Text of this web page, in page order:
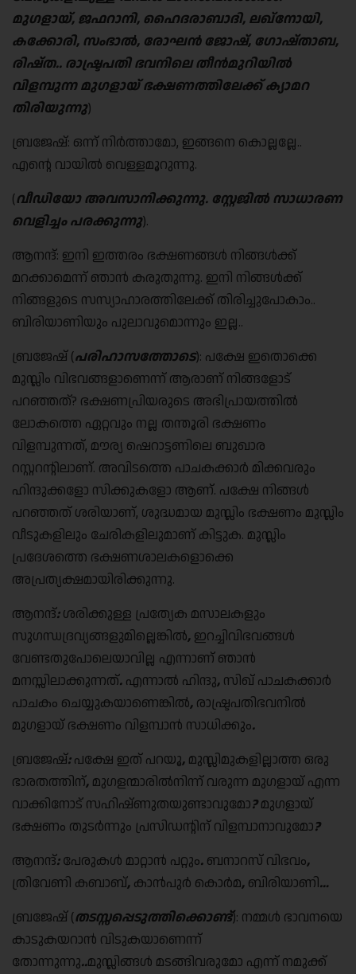
മുഗളായ്, ജഫറാനി, ഹൈദരാബാദി, ലഖ്നോയി,
കക്കോരി, സംഭാൽ, രോഘൻ ജോഷ്, ഗോഷ്താബ,
രിഷ്ത.. രാഷ്ട്രപതി ഭവനിലെ തീൻ‌മുറിയിൽ
വിളമ്പുന്ന മുഗളായ് ഭക്ഷണത്തിലേക്ക് ക്യാമറ
തിരിയുന്നു)
ബ്രജേഷ്: ഒന്ന് നിർത്താമോ, ഇങ്ങനെ കൊല്ലല്ലേ..
എന്റെ വായിൽ വെള്ളമൂറുന്നു.
(വീഡിയോ അവസാനിക്കുന്നു. സ്റ്റേജിൽ സാധാരണ
വെളിച്ചം പരക്കുന്നു).
ആനന്ദ്: ഇനി ഇത്തരം ഭക്ഷണങ്ങൾ നിങ്ങൾക്ക്
മറക്കാമെന്ന് ഞാൻ കരുതുന്നു. ഇനി നിങ്ങൾക്ക്
നിങ്ങളുടെ സസ്യാഹാരത്തിലേക്ക് തിരിച്ചുപോകാം..
ബിരിയാണിയും പുലാവുമൊന്നും ഇല്ല..
ബ്രജേഷ് (പരിഹാസത്തോടെ): പക്ഷേ ഇതൊക്കെ
മുസ്ലിം വിഭവങ്ങളാണെന്ന് ആരാണ് നിങ്ങളോട്
പറഞ്ഞത്? ഭക്ഷണപ്രിയരുടെ അഭിപ്രായത്തിൽ
ലോകത്തെ ഏറ്റവും നല്ല തന്തൂരി ഭക്ഷണം
വിളമ്പുന്നത്, മൗര്യ ഷെറാട്ടണിലെ ബുഖാര
റസ്റ്ററന്റിലാണ്. അവിടത്തെ പാചകക്കാർ മിക്കവരും
ഹിന്ദുക്കളോ സിക്കുകളോ ആണ്. പക്ഷേ നിങ്ങൾ
പറഞ്ഞത് ശരിയാണ്, ശുദ്ധമായ മുസ്ലിം ഭക്ഷണം മുസ്ലിം
വീടുകളിലും ചേരികളിലുമാണ് കിട്ടുക. മുസ്ലിം
പ്രദേശത്തെ ഭക്ഷണശാലകളൊക്കെ
അപ്രത്യക്ഷമായിരിക്കുന്നു.
ആനന്ദ്:ശരിക്കുള്ള പ്രത്യേക മസാലകളും
സുഗന്ധദ്രവ്യങ്ങളുമില്ലെങ്കിൽ, ഇറച്ചിവിഭവങ്ങൾ
വേണ്ടതുപോലെയാവില്ല എന്നാണ് ഞാൻ
മനസ്സിലാക്കുന്നത്. എന്നാൽ ഹിന്ദു, സിഖ് പാചകക്കാർ
പാചകം ചെയ്യുകയാണെങ്കിൽ, രാഷ്ട്രപതിഭവനിൽ
മുഗളായ് ഭക്ഷണം വിളമ്പാൻ സാധിക്കും.
ബ്രജേഷ്:പക്ഷേ ഇത് പറയൂ, മുസ്ലിമുകളില്ലാത്ത ഒരു
ഭാരതത്തിന്, മുഗളന്മാരിൽനിന്ന് വരുന്ന മുഗളായ് എന്ന
വാക്കിനോട് സഹിഷ്ണുതയുണ്ടാവുമോ?മുഗളായ്
ഭക്ഷണം തുടർന്നും പ്രസിഡന്റിന് വിളമ്പാനാവുമോ?
ആനന്ദ്:പേരുകൾ മാറ്റാൻ പറ്റും. ബനാറസ് വിഭവം,
ത്രിവേണി കബാബ്, കാൻപുർ കൊർമ, ബിരിയാണി…
ബ്രജേഷ് (തടസ്സപ്പെടുത്തിക്കൊണ്ട്): നമ്മൾ ഭാവനയെ
കാടുകയറാൻ വിടുകയാണെന്ന്
തോന്നുന്നു..മുസ്ലിങ്ങൾ മടങ്ങിവരുമോ എന്ന് നമുക്ക്